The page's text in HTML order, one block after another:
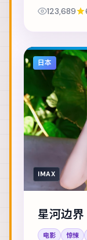
安藤樱 等，
123,689
日本
IMAX
星河边界
电影 惊悚